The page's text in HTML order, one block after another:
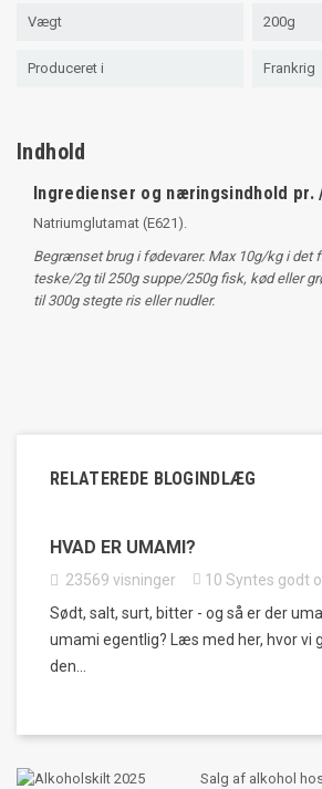
Vægt 200g
Produceret i Frankrig
Indhold
Ingredienser og næringsindhold pr.
Natriumglutamat (E621).
Begrænset brug i fødevarer. Max 10g/kg i
teske/2g til 250g suppe/250g fisk, kød eller
til 300g stegte ris eller nudler.
RELATEREDE BLOGINDLÆG
HVAD ER UMAMI?
23569 visninger 10 Syntes godt
Sødt, salt, surt, bitter - og så er der
umami egentlig? Læs med her, hvor vi
den...
Salg af alkohol